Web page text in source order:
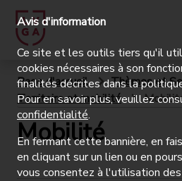
Page d'accueil
Thèmes et
Territoire et mobilité
Mobilité
Avis d'information
Ce site et les outils tiers qu'il
cookies nécessaires à son
finalités décrites dans la
Pour en savoir plus, veuillez
confidentialité.
En fermant cette bannière, en
en cliquant sur un lien ou en
vous consentez à l'utilisation